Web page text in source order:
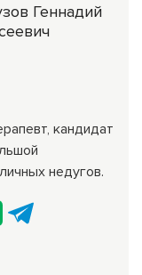
кандидат
недугов.
Геннадий